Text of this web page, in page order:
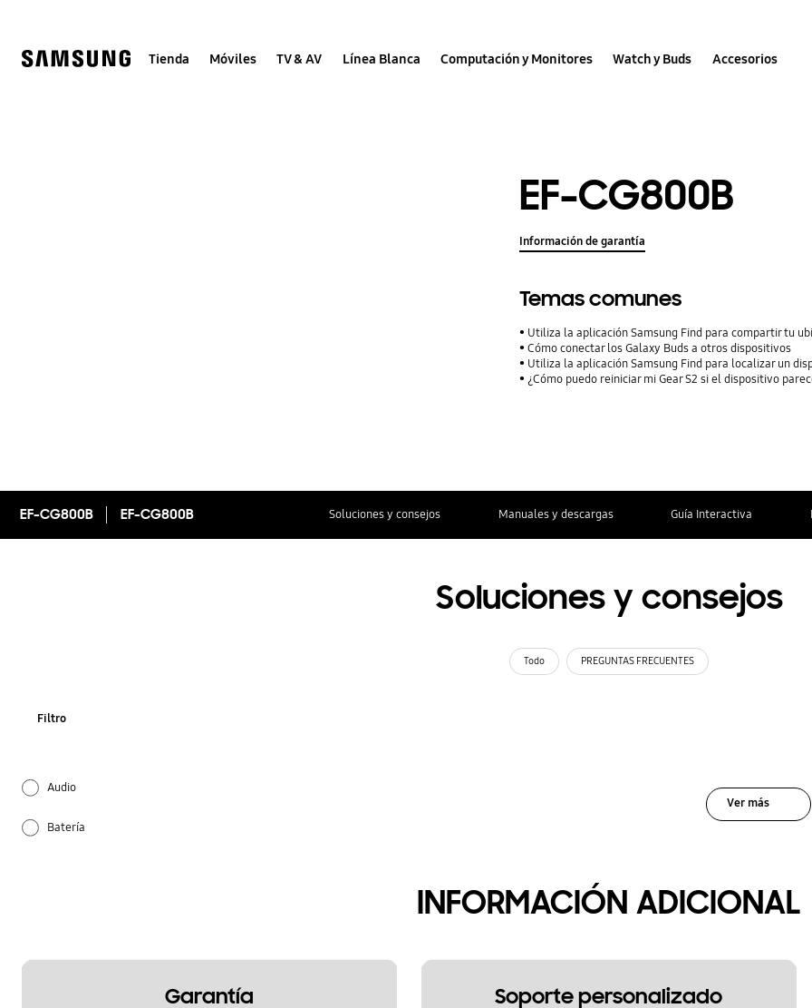
help
Tienda Móviles TV & AV Línea Blanca Computación y Monitores Watch y Buds Accesorios
EF-CG800B
Información de garantía
Temas comunes
Utiliza la aplicación Samsung Find para compartir tu
Cómo conectar los Galaxy Buds a otros dispositivos
Utiliza la aplicación Samsung Find para localizar un
¿Cómo puedo reiniciar mi Gear S2 si el dispositivo
EF-CG800B EF-CG800B Soluciones y consejos Manuales y descargas Guía Interactiva
Soluciones y consejos
Todo PREGUNTAS FRECUENTES
Filtro
Audio
Batería
Ver más
INFORMACIÓN ADICIONAL
Garantía Soporte personalizado